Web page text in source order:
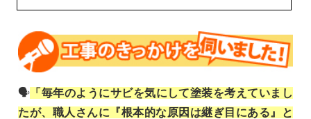
🗣️ 「毎年のようにサビを気にして塗装を考えていまし
たが、職人さんに『根本的な原因は継ぎ目にある』と